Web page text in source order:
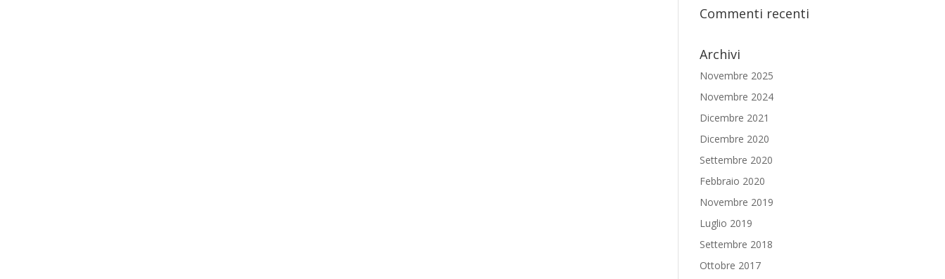
Commenti recenti
Archivi
Novembre 2025
Novembre 2024
Dicembre 2021
Dicembre 2020
Settembre 2020
Febbraio 2020
Novembre 2019
Luglio 2019
Settembre 2018
Ottobre 2017